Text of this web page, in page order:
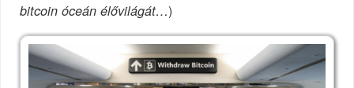
bitcoin óceán élővilágát…)